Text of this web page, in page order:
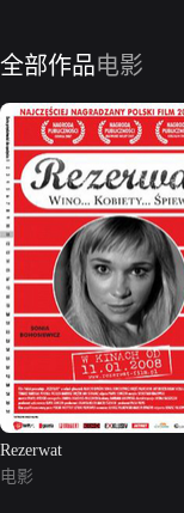
全部作品电影
Rezerwat
电影